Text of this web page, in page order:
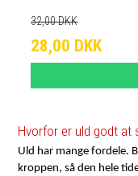
32,00 DKK
28,00 DKK
Hvorfor er uld godt at
Uld har mange fordele.
kroppen, så den hele